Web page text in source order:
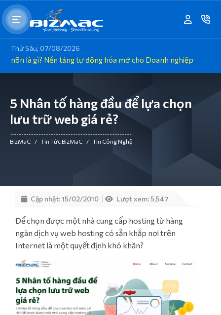
Thứ Sáu, 07/08/2026
n8n là gì? Nền tảng tự động hóa mở cho Doanh nghiệp
5 Nhân tố hàng đầu để lựa chọn
lưu trữ web giá rẻ?
BizMaC / Tin Tức BizMaC / Tin Công Nghệ
Cập nhật: 15/02/2010 Lượt xem: 5,547
Để chọn được một nhà cung cấp hosting từ hàng
ngàn dịch vụ web hosting có sẵn khắp nơi trên
Internet là một quyết định khó khăn?